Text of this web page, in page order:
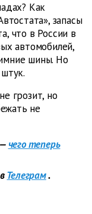
Как
запасы
что в России в
автомобилей,
шины. Но
грозит, но
не
чего теперь
Телеграм.